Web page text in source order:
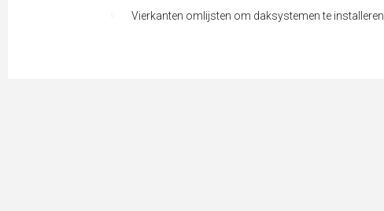
Vierkanten omlijsten om daksystemen te installeren